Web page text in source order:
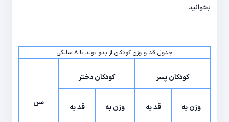
بخوانید.
جدول قد و وزن کودکان از بدو تولد تا 8 سالگی
کودکان پسر کودکان دختر
سن
وزن به
قد به
وزن به
قد به